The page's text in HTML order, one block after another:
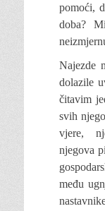
pomoći,
doba?
Najezde
dolazile
čitavim
svih
vjere,
njegova
među